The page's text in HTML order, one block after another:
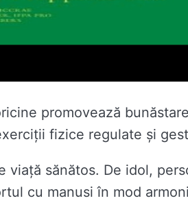
promovează
fizice regulate și
viață sănătos. De idol,
cu manusi în mod